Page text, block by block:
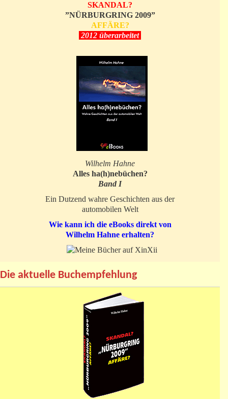
SKANDAL?
”NÜRBURGRING 2009”
AFFÄRE?
2012 überarbeitet
Wilhelm Hahne
Alles ha(h)nebüchen?
Band I
Ein Dutzend wahre Geschichten aus der
automobilen Welt
Wie kann ich die eBooks direkt von
Wilhelm Hahne erhalten?
Die aktuelle Buchempfehlung